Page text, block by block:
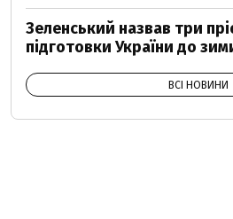
Зеленський назвав три
підготовки України до
ВСІ НОВИНИ